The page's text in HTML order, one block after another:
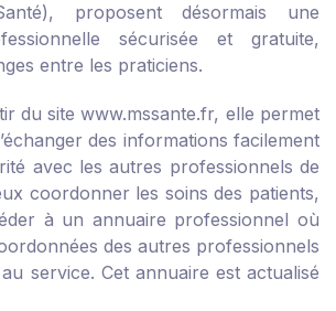
proposent désormais une
sécurisée et gratuite,
entre les praticiens.
du site www.mssante.fr, elle permet
des informations facilement
avec les autres professionnels de
coordonner les soins des patients,
à un annuaire professionnel où
des autres professionnels
service. Cet annuaire est actualisé